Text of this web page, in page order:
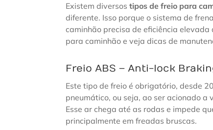
Existem diversostipos de freio para
diferente. Isso porque o sistema de
caminhão precisa de eficiência
para caminhão e veja dicas de
Freio ABS – Anti-lock
Este tipo de freio é obrigatório, desde
pneumático, ou seja, ao ser acionado
Esse ar chega até as rodas e impede
principalmente em freadas bruscas.